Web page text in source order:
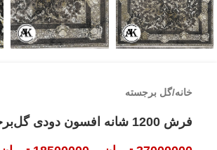
خانه/گل برجسته
فرش 1200 شانه افسون دودی گل‌برجسته